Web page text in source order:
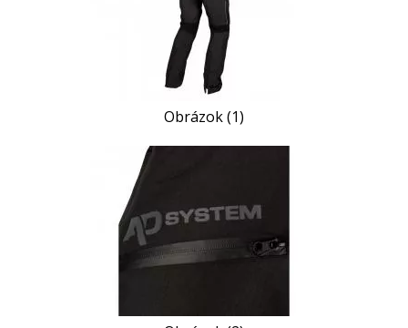
Obrázok (1)